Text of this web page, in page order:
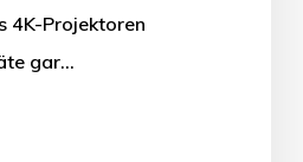
4K-Projektoren
gar…